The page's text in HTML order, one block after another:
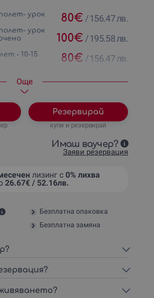
урок
80€ /156.47 лв.
урок
100€ /195.58 лв.
- 10-15
80€ /156.47 лв.
Oще
Резервирай
купи и резервирай
Имаш ваучер?
Заяви резервация
лизинг с0% лихва
26.67€ / 52.16лв.
Безплатна опаковка
Безплатна замяна